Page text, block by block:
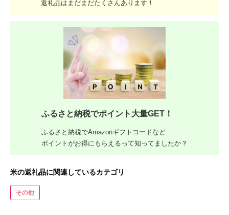
返礼品はまだまだたくさんあります！
ふるさと納税でポイント大量GET！
ふるさと納税でAmazonギフトコードなど
ポイントがお得にもらえるって知ってましたか？
米の返礼品に関連しているカテゴリ
その他